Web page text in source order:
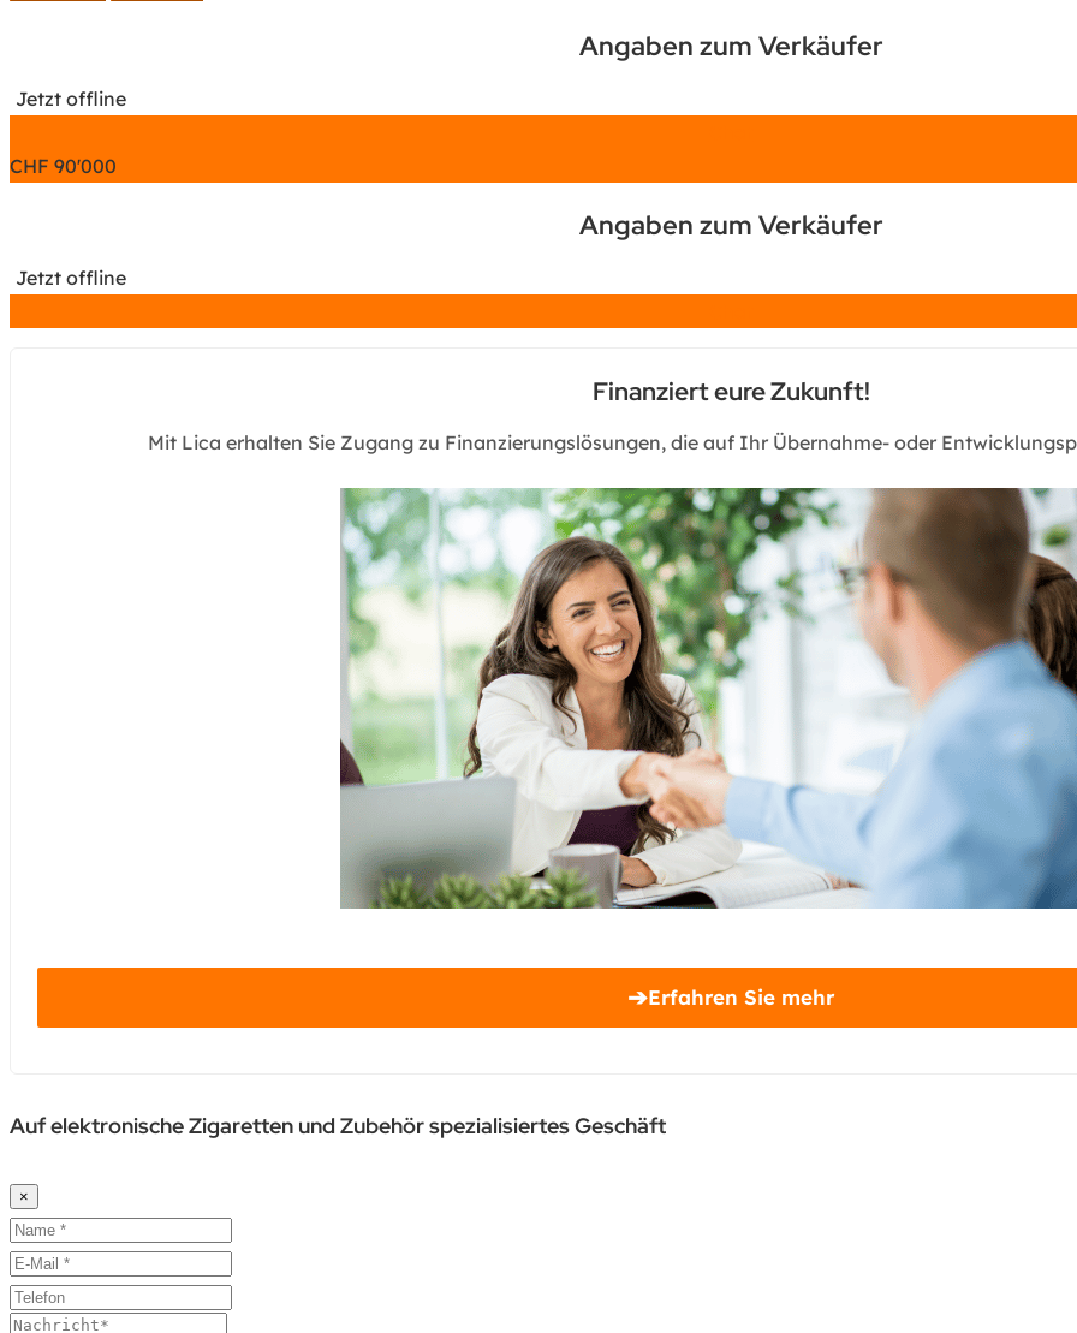
Angaben zum Verkäufer
Jetzt offline
CHF 90'000
Angaben zum Verkäufer
Jetzt offline
Finanziert eure Zukunft!
Mit Lica erhalten Sie Zugang zu Finanzierungslösungen, die auf Ihr Übernahme- oder
➔Erfahren Sie mehr
Auf elektronische Zigaretten und Zubehör spezialisiertes Geschäft
×